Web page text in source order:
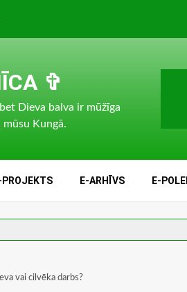
✞
Dieva balva ir mūžīga
Kungā.
PROJEKTS E-ARHĪVS E-
vai cilvēka darbs?